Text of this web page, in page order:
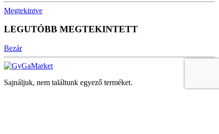
Megtekintve
LEGUTÓBB MEGTEKINTETT
Bezár
Sajnáljuk, nem találtunk egyező terméket.